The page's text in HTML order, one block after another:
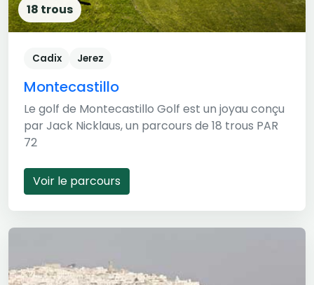
18 trous
Cadix Jerez
Montecastillo
Le golf de Montecastillo Golf est un joyau conçu
par Jack Nicklaus, un parcours de 18 trous PAR
72
Voir le parcours